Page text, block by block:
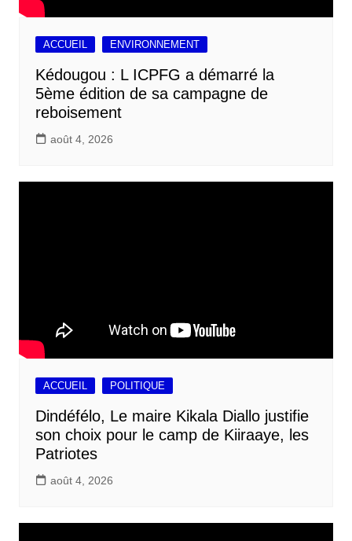
ACCUEIL ENVIRONNEMENT
Kédougou : L ICPFG a démarré la
5ème édition de sa campagne de
reboisement
août 4, 2026
ACCUEIL POLITIQUE
Dindéfélo, Le maire Kikala Diallo justifie
son choix pour le camp de Kiiraaye, les
Patriotes
août 4, 2026